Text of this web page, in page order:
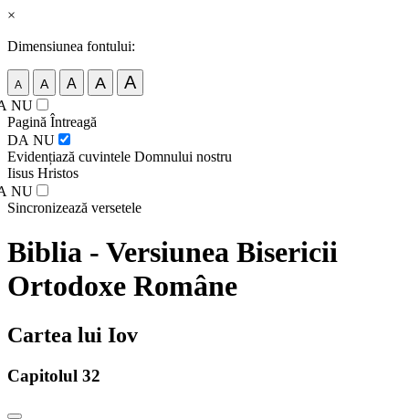
×
Dimensiunea fontului:
A A A A A
NU
Pagină Întreagă
DA NU
Evidențiază cuvintele Domnului nostru
Iisus Hristos
NU
Sincronizează versetele
Biblia - Versiunea Bisericii
Ortodoxe Române
Cartea lui Iov
Capitolul 32